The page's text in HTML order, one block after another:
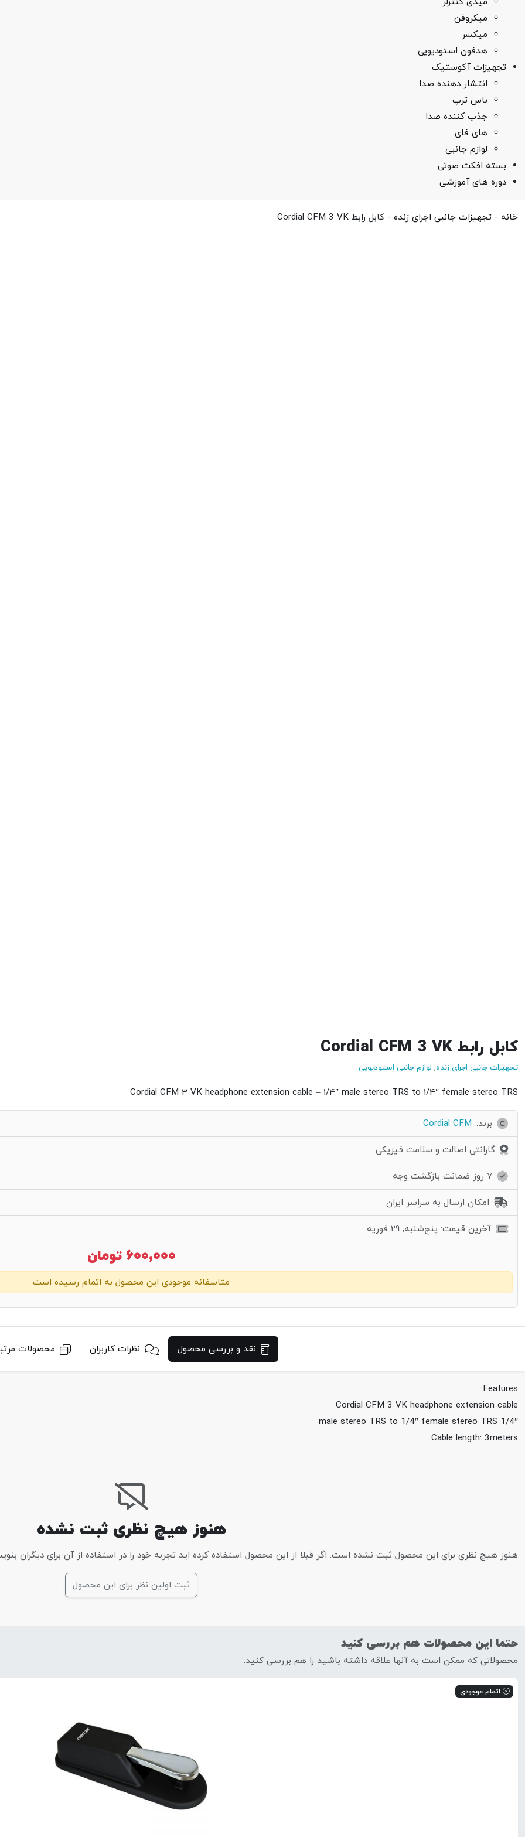
میکروفن
میکسر
هدفون استودیویی
تجهیزات آکوستیک
انتشار دهنده صدا
باس ترپ
جذب کننده صدا
های فای
لوازم جانبی
بسته افکت صوتی
دوره های آموزشی
خانه - تجهیزات جانبی اجرای زنده - کابل رابط Cordial CFM 3 VK
کابل رابط Cordial CFM 3 VK
تجهیزات جانبی اجرای زنده, لوازم جانبی استودیویی
Cordial CFM 3 VK headphone extension cable – 1/4″ male stereo TRS to 1/4″ female stereo TRS
برند: Cordial CFM
گارانتی اصالت و سلامت فیزیکی
7 روز ضمانت بازگشت وجه
امکان ارسال به سراسر ایران
آخرین قیمت: پنج‌شنبه, 29 فوریه
600,000 تومان
متاسفانه موجودی این محصول به اتمام رسیده است
نقد و بررسی محصول نظرات کاربران محصولات
Features:
Cordial CFM 3 VK headphone extension cable
1/4″ male stereo TRS to 1/4″ female stereo TRS
Cable length: 3meters
هنوز هیچ نظری ثبت نشده
هنوز هیچ نظری برای این محصول ثبت نشده است. اگر قبلا از این محصول استفاده کرده اید تجربه خود را در استفاده از آن برای دیگران
ثبت اولین نظر برای این محصول
حتما این محصولات هم بررسی کنید
محصولاتی که ممکن است به آنها علاقه داشته باشید را هم بررسی کنید.
اتمام موجودی